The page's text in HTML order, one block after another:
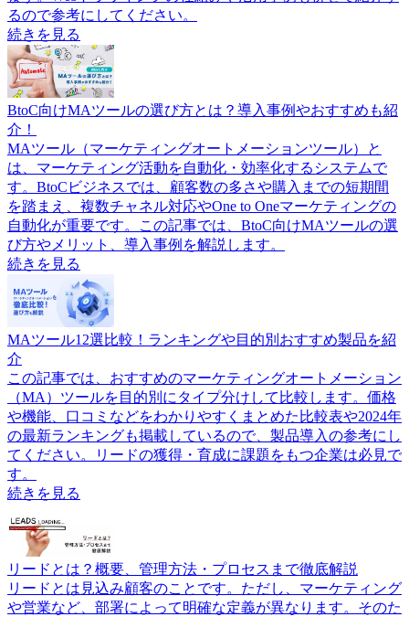
るので参考にしてください。
続きを見る
BtoC向けMAツールの選び方とは？導入事例やおすすめも紹
介！
MAツール（マーケティングオートメーションツール）と
は、マーケティング活動を自動化・効率化するシステムで
す。BtoCビジネスでは、顧客数の多さや購入までの短期間
を踏まえ、複数チャネル対応やOne to Oneマーケティングの
自動化が重要です。この記事では、BtoC向けMAツールの選
び方やメリット、導入事例を解説します。
続きを見る
MAツール12選比較！ランキングや目的別おすすめ製品を紹
介
この記事では、おすすめのマーケティングオートメーション
（MA）ツールを目的別にタイプ分けして比較します。価格
や機能、口コミなどをわかりやすくまとめた比較表や2024年
の最新ランキングも掲載しているので、製品導入の参考にし
てください。リードの獲得・育成に課題をもつ企業は必見で
す。
続きを見る
リードとは？概要、管理方法・プロセスまで徹底解説
リードとは見込み顧客のことです。ただし、マーケティング
や営業など、部署によって明確な定義が異なります。そのた